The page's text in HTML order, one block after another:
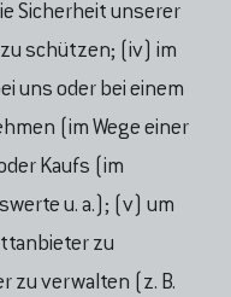
Sicherheit unserer
schützen; (iv) im
uns oder bei einem
(im Wege einer
Kaufs (im
u. a.); (v) um
zu
zu verwalten (z. B.